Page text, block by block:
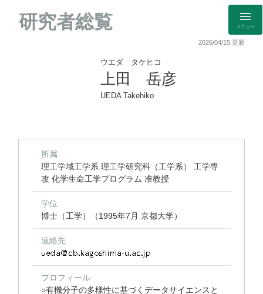
研究者総覧 メニュー
2026/04/15 更新
ウエダ タケヒコ
上田 岳彦
UEDA Takehiko
所属
理工学域工学系 理工学研究科（工学系） 工学専
攻 化学生命工学プログラム 准教授
学位
博士（工学）（1995年7月 京都大学）
連絡先
プロフィール
○有機分子の多様性に基づくデータサイエンスと